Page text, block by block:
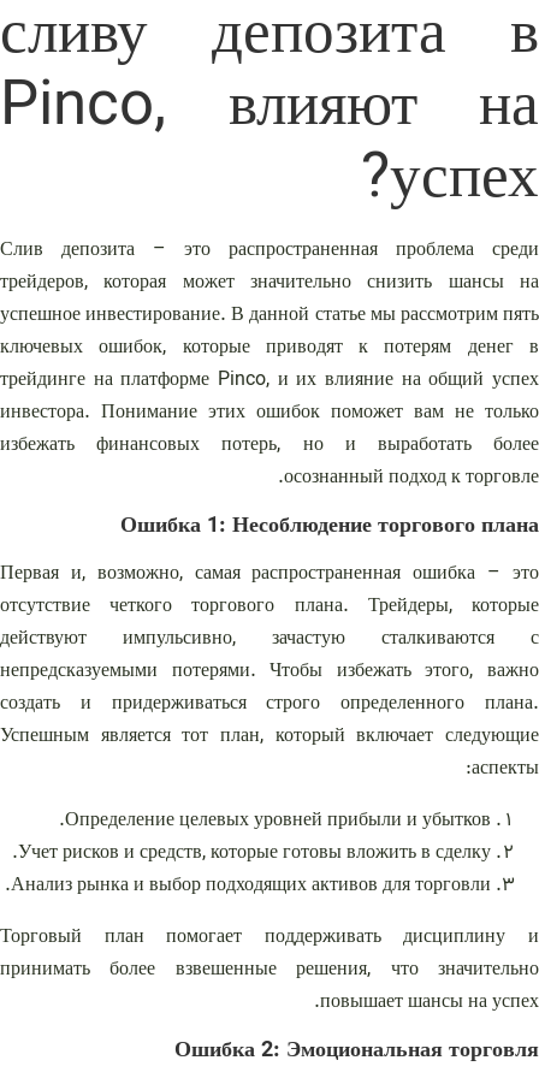
сливу депозита в
Pinco, влияют на
успех?
Слив депозита – это распространенная проблема среди
трейдеров, которая может значительно снизить шансы на
успешное инвестирование. В данной статье мы рассмотрим пять
ключевых ошибок, которые приводят к потерям денег в
трейдинге на платформе Pinco, и их влияние на общий успех
инвестора. Понимание этих ошибок поможет вам не только
избежать финансовых потерь, но и выработать более
осознанный подход к торговле.
Ошибка 1: Несоблюдение торгового плана
Первая и, возможно, самая распространенная ошибка – это
отсутствие четкого торгового плана. Трейдеры, которые
действуют импульсивно, зачастую сталкиваются с
непредсказуемыми потерями. Чтобы избежать этого, важно
создать и придерживаться строго определенного плана.
Успешным является тот план, который включает следующие
аспекты:
Определение целевых уровней прибыли и убытков.
Учет рисков и средств, которые готовы вложить в сделку.
Анализ рынка и выбор подходящих активов для торговли.
Торговый план помогает поддерживать дисциплину и
принимать более взвешенные решения, что значительно
повышает шансы на успех.
Ошибка 2: Эмоциональная торговля